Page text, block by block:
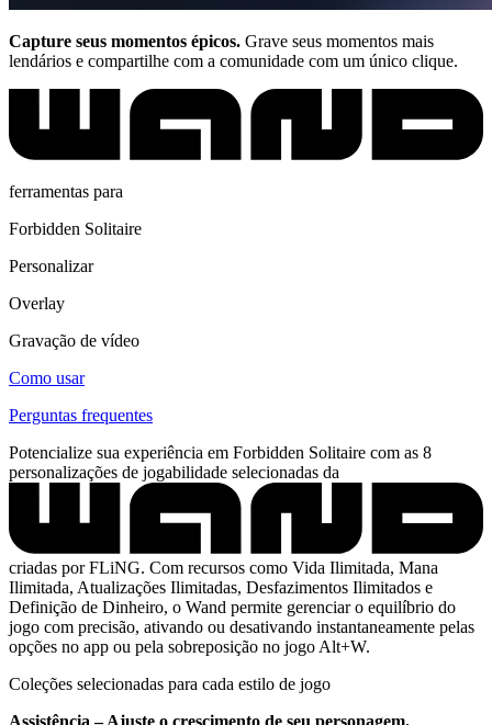
Capture seus momentos épicos. Grave seus momentos mais
lendários e compartilhe com a comunidade com um único clique.
ferramentas para
Forbidden Solitaire
Personalizar
Overlay
Gravação de vídeo
Como usar
Perguntas frequentes
Potencialize sua experiência em Forbidden Solitaire com as 8
personalizações de jogabilidade selecionadas da
criadas por FLiNG. Com recursos como Vida Ilimitada, Mana
Ilimitada, Atualizações Ilimitadas, Desfazimentos Ilimitados e
Definição de Dinheiro, o Wand permite gerenciar o equilíbrio do
jogo com precisão, ativando ou desativando instantaneamente pelas
opções no app ou pela sobreposição no jogo Alt+W.
Coleções selecionadas para cada estilo de jogo
Assistência – Ajuste o crescimento de seu personagem.